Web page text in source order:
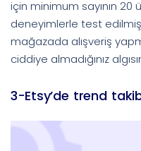
için minimum sayının 20
deneyimlerle test
mağazada alışveriş
ciddiye almadığınız
3-Etsy’de trend